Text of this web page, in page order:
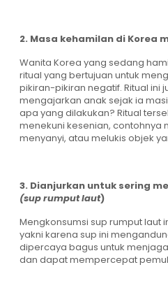
2. Masa kehamilan di Korea
Wanita Korea yang sedang
ritual yang bertujuan untuk
pikiran-pikiran negatif. Ritual ini
mengajarkan anak sejak ia
apa yang dilakukan? Ritual
menekuni kesenian, contohnya
menyanyi, atau melukis objek
3. Dianjurkan untuk sering
(sup rumput laut)
Mengkonsumsi sup rumput laut
yakni karena sup ini
dipercaya bagus untuk
dan dapat mempercepat